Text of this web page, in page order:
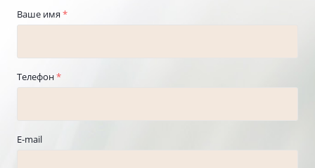
Ваше имя *
Телефон*
E-mail